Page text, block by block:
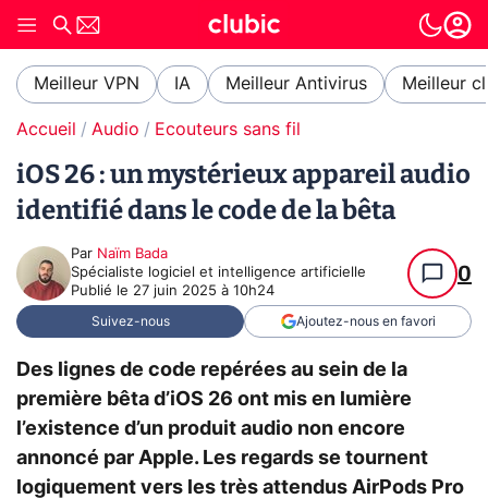
Meilleur VPN IA Meilleur Antivirus Meilleur
Accueil Audio Ecouteurs sans fil
iOS 26 : un mystérieux appareil audio
identifié dans le code de la bêta
Par Naïm Bada
Spécialiste logiciel et intelligence artificielle
Publié le 27 juin 2025 à 10h24
0
Suivez-nous Ajoutez-nous en favori
Des lignes de code repérées au sein de la
première bêta d’iOS 26 ont mis en lumière
l’existence d’un produit audio non encore
annoncé par Apple. Les regards se tournent
logiquement vers les très attendus AirPods Pro